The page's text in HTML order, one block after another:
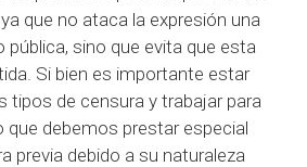
que no ataca la expresión una
pública, sino que evita que esta
Si bien es importante estar
tipos de censura y trabajar para
que debemos prestar especial
previa debido a su naturaleza